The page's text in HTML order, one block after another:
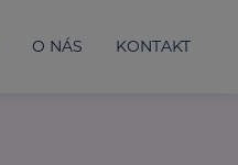
O NÁS KONTAKT